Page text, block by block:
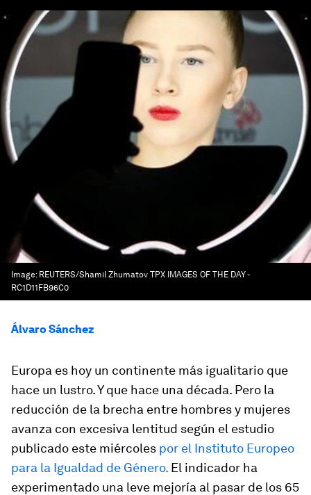
Image: REUTERS/Shamil Zhumatov TPX IMAGES OF THE DAY -
RC1D11FB96C0
Álvaro Sánchez
Europa es hoy un continente más igualitario que
hace un lustro. Y que hace una década. Pero la
reducción de la brecha entre hombres y mujeres
avanza con excesiva lentitud según el estudio
publicado este miércoles por el Instituto Europeo
para la Igualdad de Género. El indicador ha
experimentado una leve mejoría al pasar de los 65